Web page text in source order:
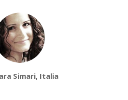
Simari, Italia